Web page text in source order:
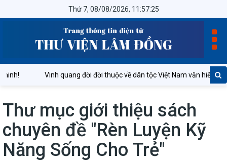
Thứ 7, 08/08/2026, 11:57:25
Vinh quang đời đời thuộc về dân tộc Việt Nam văn hiến và
Thư mục giới thiệu sách
chuyên đề "Rèn Luyện Kỹ
Năng Sống Cho Trẻ"